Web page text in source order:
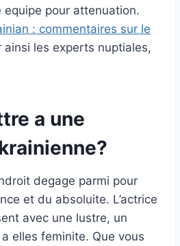
pour attenuation.
: commentaires sur le
ainsi les experts nuptiales,
a une
degage parmi pour
et du absoluite. L’actrice
avec une lustre, un
elles feminite. Que vous